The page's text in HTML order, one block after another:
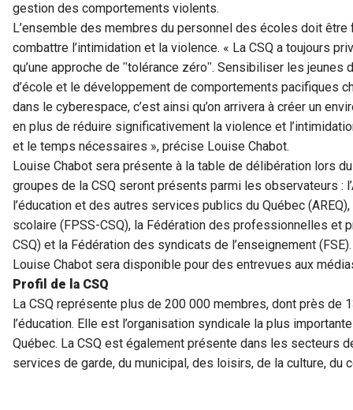
gestion des comportements violents.
L’ensemble des membres du personnel des écoles doit
combattre l’intimidation et la violence. « La CSQ a toujours
qu’une approche de ʺtolérance zéroʺ. Sensibiliser les
d’école et le développement de comportements pacifiques
dans le cyberespace, c’est ainsi qu’on arrivera à créer un
en plus de réduire significativement la violence et
et le temps nécessaires », précise Louise Chabot.
Louise Chabot sera présente à la table de délibération lors du
groupes de la CSQ seront présents parmi les observateurs :
l’éducation et des autres services publics du Québec
scolaire (FPSS-CSQ), la Fédération des professionnelles et
CSQ) et la Fédération des syndicats de l’enseignement (FSE).
Louise Chabot sera disponible pour des entrevues aux
Profil de la CSQ
La CSQ représente plus de 200 000 membres, dont près de
l’éducation. Elle est l’organisation syndicale la plus
Québec. La CSQ est également présente dans les secteurs
services de garde, du municipal, des loisirs, de la culture, du